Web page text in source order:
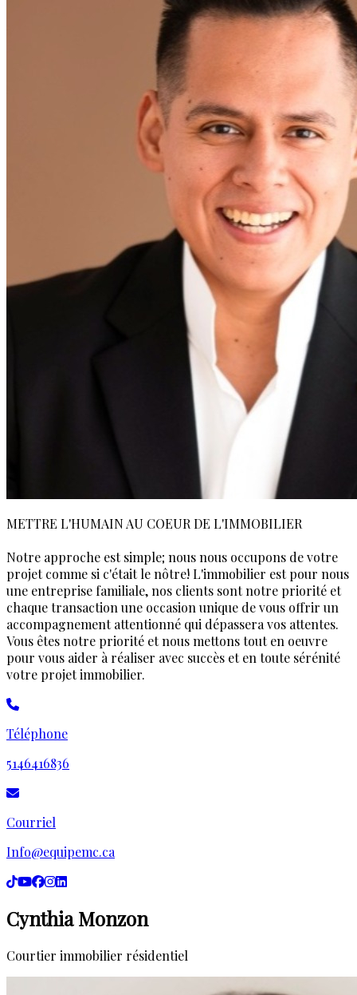
METTRE L'HUMAIN AU COEUR DE L'IMMOBILIER
Notre approche est simple; nous nous occupons de votre
projet comme si c'était le nôtre! L'immobilier est pour nous
une entreprise familiale, nos clients sont notre priorité et
chaque transaction une occasion unique de vous offrir un
accompagnement attentionné qui dépassera vos attentes.
Vous êtes notre priorité et nous mettons tout en oeuvre
pour vous aider à réaliser avec succès et en toute sérénité
votre projet immobilier.
Téléphone
5146416836
Courriel
Info@equipemc.ca
Cynthia Monzon
Courtier immobilier résidentiel